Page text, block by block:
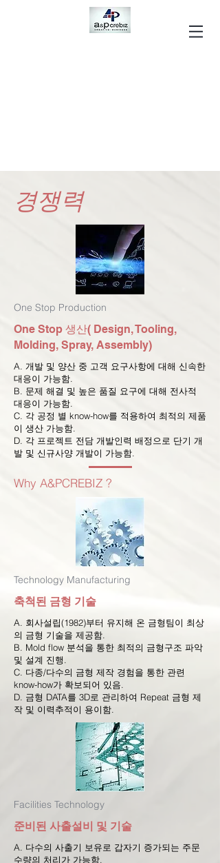
경쟁력
One Stop Production
​One Stop 생산( Design, Tooling,
Molding, Spray, Assembly)
A. 개발 및 양산 중 고객 요구사항에 대해 신속한
대응이 가능함.
B. 문제 해결 및 높은 품질 요구에 대해 전사적
대응이 가능함.
C. 각 공정 별 know-how를 적용하여 최적의 제품
이 생산 가능함.
D. 각 프로젝트 전담 개발인력 배정으로 단기 개
발 및 신규사양 개발이 가능함.
​Why A&PCREBIZ ?
Technology Manufacturing
축척된 금형 기술
A. 회사설립(1982)부터 유지해 온 금형팀이 최상
의 금형 기술을 제공함.
B. Mold flow 분석을 통한 최적의 금형구조 파악
및 설계 진행.
C. 다종/다수의 금형 제작 경험을 통한 관련
know-how가 확보되어 있음.
D. 금형 DATA를 3D로 관리하여 Repeat 금형 제
작 및 이력추적이 용이함.
Facilities Technology
​준비된 사출설비 및 기술
A. 다수의 사출기 보유로 갑자기 증가되는 주문
수량의 처리가 가능함.